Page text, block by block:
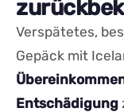
Verspätetes,
Gepäck mit
Entschädigung